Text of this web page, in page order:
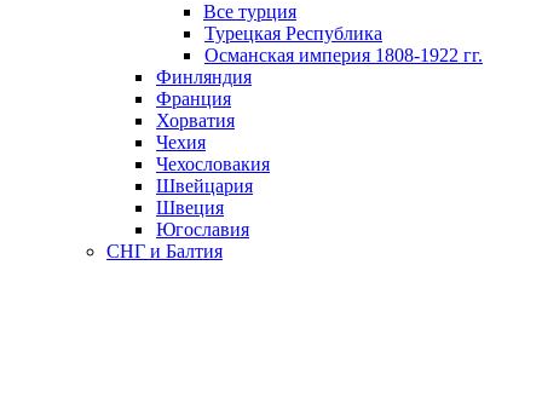
Все турция
Турецкая Республика
Османская империя 1808-1922 гг.
Финляндия
Франция
Хорватия
Чехия
Чехословакия
Швейцария
Швеция
Югославия
СНГ и Балтия